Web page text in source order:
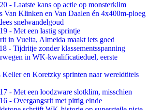
- Laatste kans op actie op monsterklim
Van Klinken en Van Daalen én 4x400m-ploeg
snelwandelgoud
- Met een lastig sprintje
in Vuelta, Almeida maakt iets goed
- Tijdritje zonder klassementsspanning
in WK-kwalificatieduel, eerste
en Koretzky sprinten naar wereldtitels
- Met een loodzware slotklim, misschien
- Overgangsrit met pittig einde